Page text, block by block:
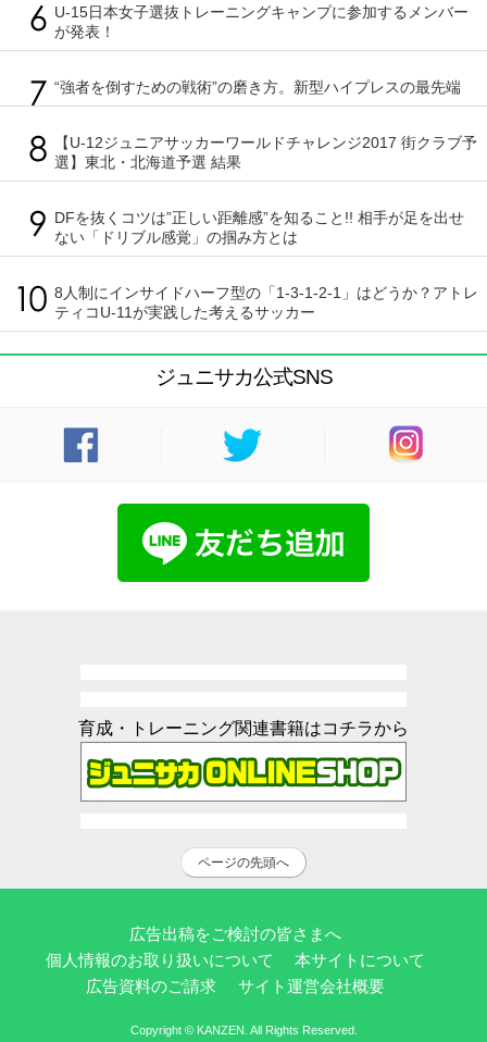
U-15日本女子選抜トレーニングキャンプに参加するメンバー
が発表！
“強者を倒すための戦術”の磨き方。新型ハイプレスの最先端
【U-12ジュニアサッカーワールドチャレンジ2017 街クラブ予
選】東北・北海道予選 結果
DFを抜くコツは”正しい距離感”を知ること!! 相手が足を出せ
ない「ドリブル感覚」の掴み方とは
8人制にインサイドハーフ型の「1-3-1-2-1」はどうか？アトレ
ティコU-11が実践した考えるサッカー
ジュニサカ公式SNS
育成・トレーニング関連書籍はコチラから
ページの先頭へ
広告出稿をご検討の皆さまへ
個人情報のお取り扱いについて
本サイトについて
広告資料のご請求
サイト運営会社概要
Copyright © KANZEN. All Rights Reserved.